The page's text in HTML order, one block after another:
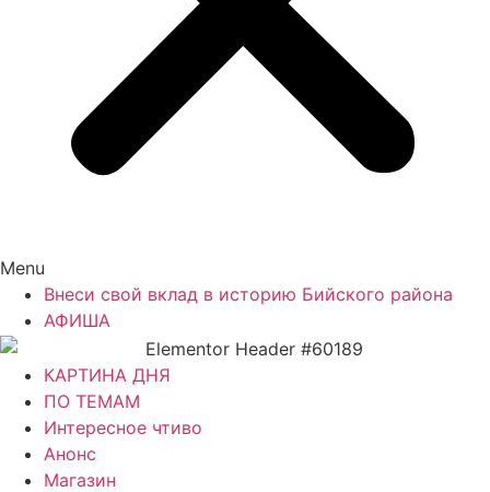
Menu
Внеси свой вклад в историю Бийского района
АФИША
КАРТИНА ДНЯ
ПО ТЕМАМ
Интересное чтиво
Анонс
Магазин